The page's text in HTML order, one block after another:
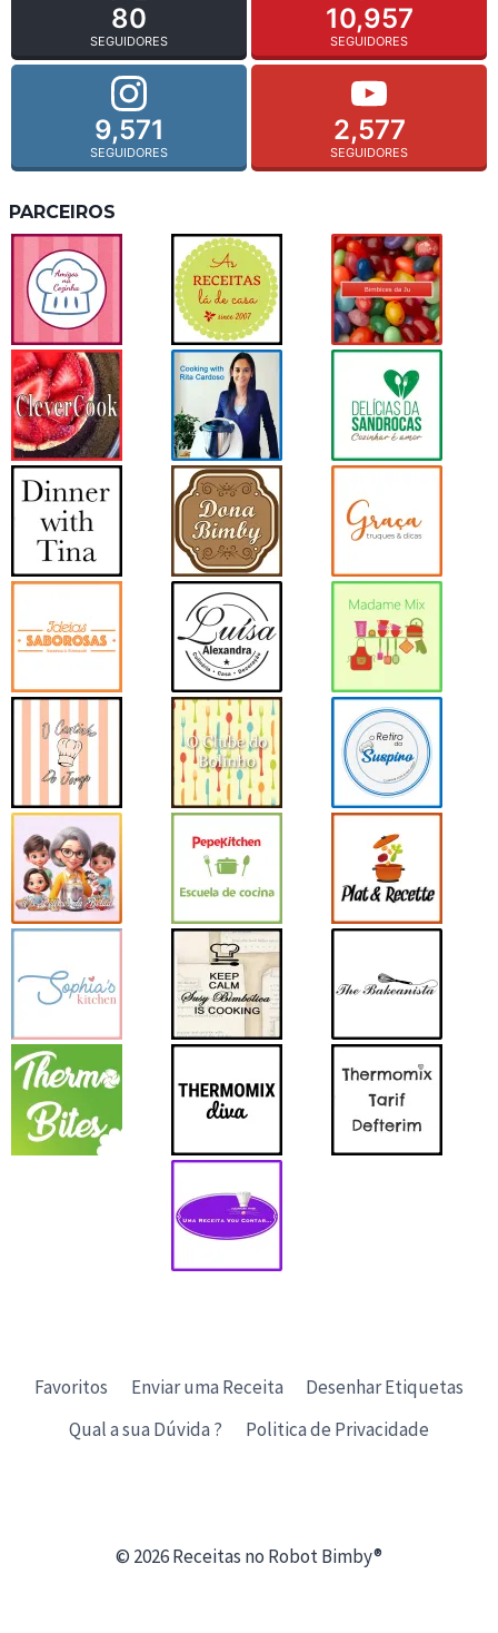
80
SEGUIDORES
10,957
SEGUIDORES
9,571
SEGUIDORES
2,577
SEGUIDORES
PARCEIROS
Favoritos Enviar uma Receita
Desenhar Etiquetas
Qual a sua Dúvida ?
Politica de Privacidade
© 2026 Receitas no Robot Bimby®